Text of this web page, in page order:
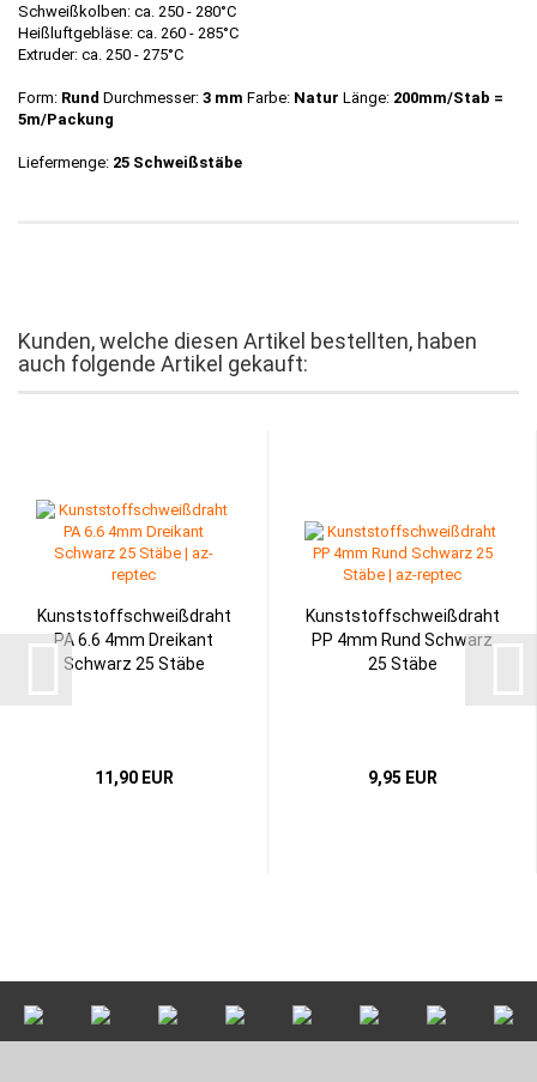
Schweißkolben: ca. 250 - 280°C
Heißluftgebläse: ca. 260 - 285°C
Extruder: ca. 250 - 275°C
Form: Rund Durchmesser: 3 mm Farbe: Natur Länge: 200mm/Stab =
5m/Packung
Liefermenge: 25 Schweißstäbe
Kunden, welche diesen Artikel bestellten, haben
auch folgende Artikel gekauft:
Kunststoffschweißdraht
PA 6.6 4mm Dreikant
Schwarz 25 Stäbe
11,90 EUR
Kunststoffschweißdraht
PP 4mm Rund Schwarz
25 Stäbe
9,95 EUR